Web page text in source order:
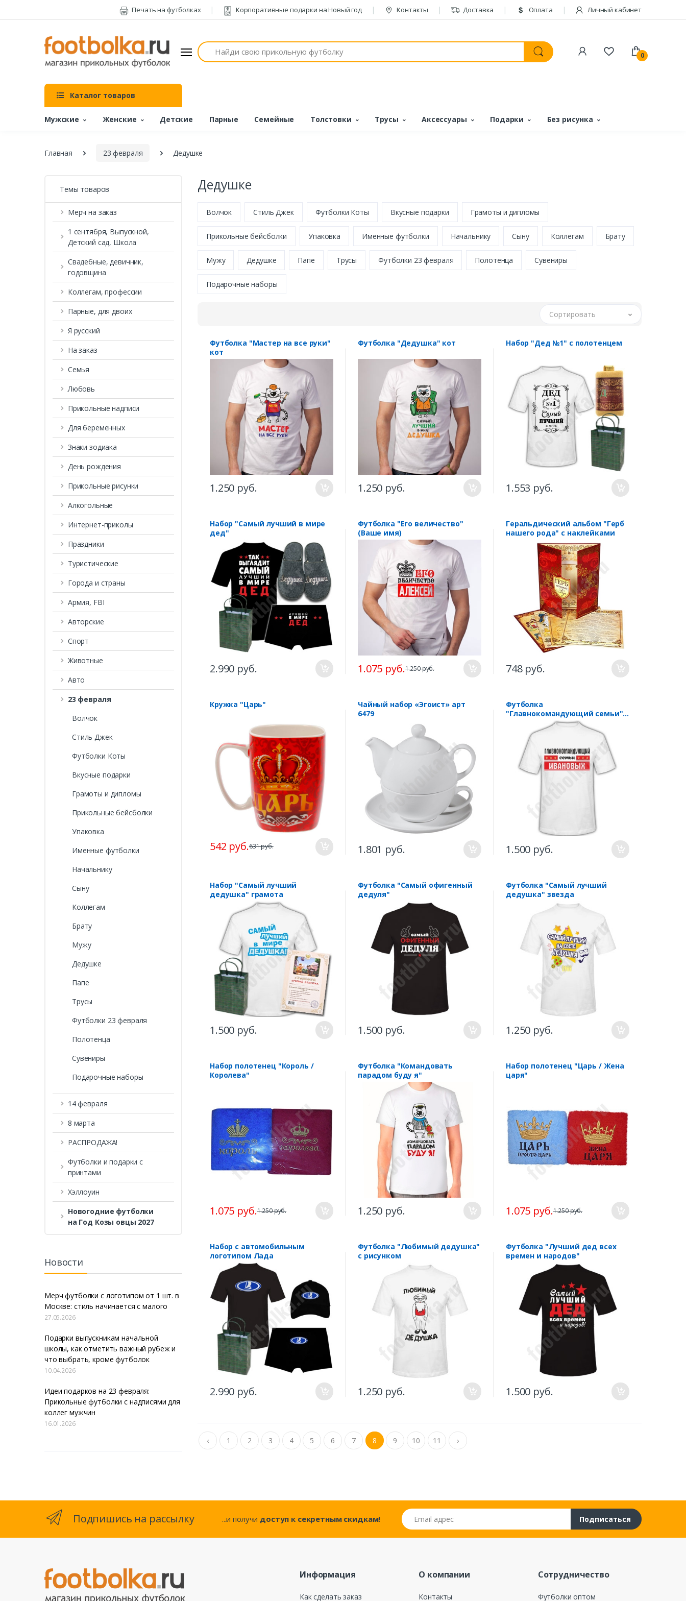
Печать на футболках Корпоративные подарки на Новый год Контакты Доставка Оплата Личный кабинет
Поиск
0
Каталог товаров
Мужские Женские Детские Парные Семейные Толстовки Трусы Аксессуары Подарки Без рисунка
Главная 23 февраля Дедушке
Темы товаров
Мерч на заказ
1 сентября, Выпускной,
Детский сад, Школа
Свадебные, девичник,
годовщина
Коллегам, профессии
Парные, для двоих
Я русский
На заказ
Семья
Любовь
Прикольные надписи
Для беременных
Знаки зодиака
День рождения
Прикольные рисунки
Алкогольные
Интернет-приколы
Праздники
Туристические
Города и страны
Армия, FBI
Авторские
Спорт
Животные
Авто
23 февраля
Волчок
Стиль Джек
Футболки Коты
Вкусные подарки
Грамоты и дипломы
Прикольные бейсболки
Упаковка
Именные футболки
Начальнику
Сыну
Коллегам
Брату
Мужу
Дедушке
Папе
Трусы
Футболки 23 февраля
Полотенца
Сувениры
Подарочные наборы
14 февраля
8 марта
РАСПРОДАЖА!
Футболки и подарки с
принтами
Хэллоуин
Новогодние футболки
на Год Козы овцы 2027
Новости
Мерч футболки с логотипом от 1 шт. в
Москве: стиль начинается с малого
27.05.2026
Подарки выпускникам начальной
школы, как отметить важный рубеж и
что выбрать, кроме футболок
10.04.2026
Идеи подарков на 23 февраля:
Прикольные футболки с надписями для
коллег мужчин
16.01.2026
Дедушке
Волчок Стиль Джек Футболки Коты Вкусные подарки Грамоты и дипломы
Прикольные бейсболки Упаковка Именные футболки Начальнику Сыну Коллегам Брату
Мужу Дедушке Папе Трусы Футболки 23 февраля Полотенца Сувениры
Подарочные наборы
Сортировать
Футболка "Мастер на все руки"
кот
1.250 руб.
Футболка "Дедушка" кот
1.250 руб.
Набор "Дед №1" с полотенцем
1.553 руб.
Набор "Самый лучший в мире
дед"
2.990 руб.
Футболка "Его величество"
(Ваше имя)
1.075 руб.1.250 руб.
Геральдический альбом "Герб
нашего рода" с наклейками
748 руб.
Кружка "Царь"
542 руб.631 руб.
Чайный набор «Эгоист» арт
6479
1.801 руб.
Футболка
"Главнокомандующий семьи" /
Ваша фамилия/
1.500 руб.
Набор "Самый лучший
дедушка" грамота
1.500 руб.
Футболка "Самый офигенный
дедуля"
1.500 руб.
Футболка "Самый лучший
дедушка" звезда
1.250 руб.
Набор полотенец "Король /
Королева"
1.075 руб.1.250 руб.
Футболка "Командовать
парадом буду я"
1.250 руб.
Набор полотенец "Царь / Жена
царя"
1.075 руб.1.250 руб.
Набор с автомобильным
логотипом Лада
2.990 руб.
Футболка "Любимый дедушка"
с рисунком
1.250 руб.
Футболка "Лучший дед всех
времен и народов"
1.500 руб.
‹ 1 2 3 4 5 6 7 8 9 10 11 ›
Подпишись на рассылку ...и получи доступ к секретным скидкам!
Email адрес
Подписаться
Информация
Как сделать заказ
О компании
Контакты
Сотрудничество
Футболки оптом